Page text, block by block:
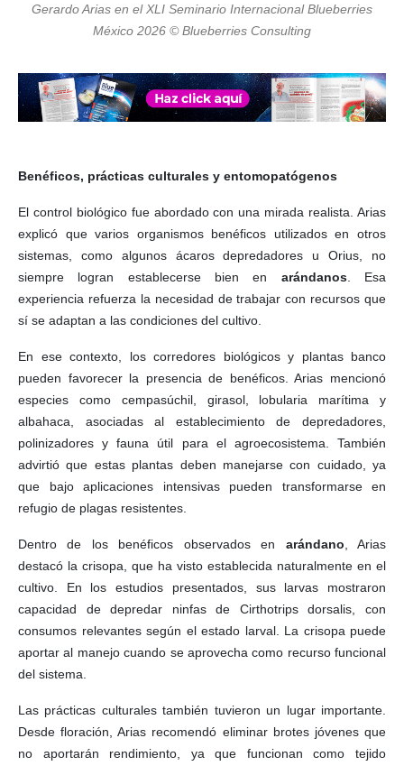
Gerardo Arias en el XLI Seminario Internacional Blueberries
México 2026 © Blueberries Consulting
Benéficos, prácticas culturales y entomopatógenos
El control biológico fue abordado con una mirada realista. Arias
explicó que varios organismos benéficos utilizados en otros
sistemas, como algunos ácaros depredadores u Orius, no
siempre logran establecerse bien en arándanos. Esa
experiencia refuerza la necesidad de trabajar con recursos que
sí se adaptan a las condiciones del cultivo.
En ese contexto, los corredores biológicos y plantas banco
pueden favorecer la presencia de benéficos. Arias mencionó
especies como cempasúchil, girasol, lobularia marítima y
albahaca, asociadas al establecimiento de depredadores,
polinizadores y fauna útil para el agroecosistema. También
advirtió que estas plantas deben manejarse con cuidado, ya
que bajo aplicaciones intensivas pueden transformarse en
refugio de plagas resistentes.
Dentro de los benéficos observados en arándano , Arias
destacó la crisopa, que ha visto establecida naturalmente en el
cultivo. En los estudios presentados, sus larvas mostraron
capacidad de depredar ninfas de Cirthotrips dorsalis, con
consumos relevantes según el estado larval. La crisopa puede
aportar al manejo cuando se aprovecha como recurso funcional
del sistema.
Las prácticas culturales también tuvieron un lugar importante.
Desde floración, Arias recomendó eliminar brotes jóvenes que
no aportarán rendimiento, ya que funcionan como tejido